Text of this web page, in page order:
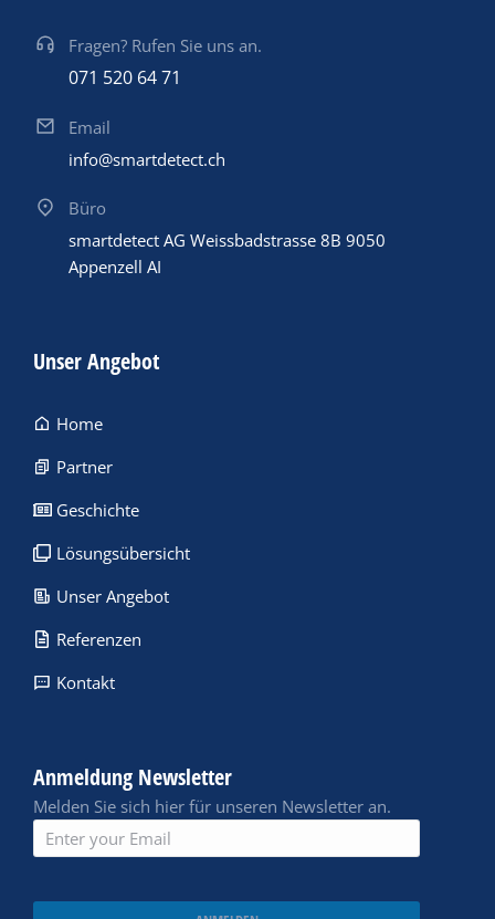
Fragen? Rufen Sie uns an.
071 520 64 71
Email
info@smartdetect.ch
Büro
smartdetect AG Weissbadstrasse 8B 9050
Appenzell AI
Unser Angebot
Home
Partner
Geschichte
Lösungsübersicht
Unser Angebot
Referenzen
Kontakt
Anmeldung Newsletter
Melden Sie sich hier für unseren Newsletter an.